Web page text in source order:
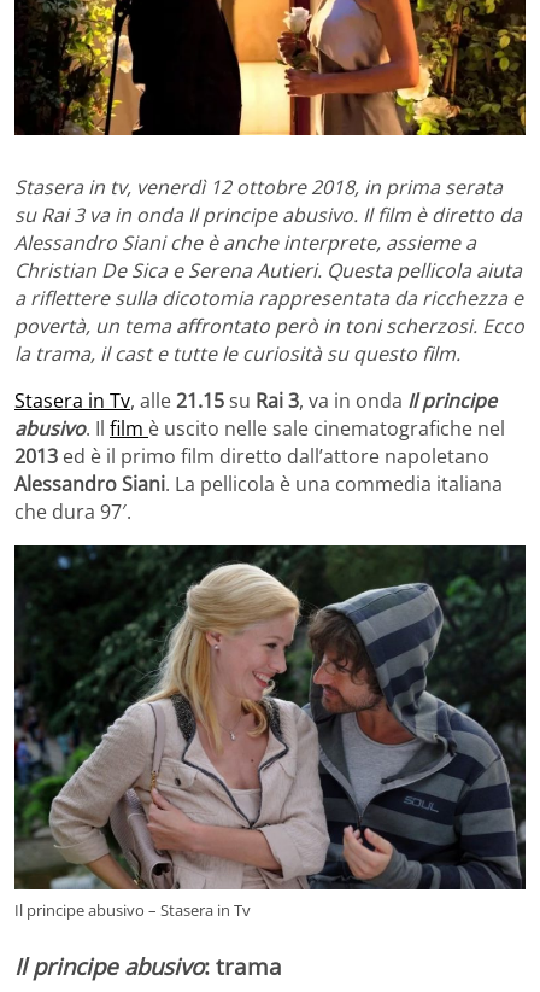
Stasera in tv, venerdì 12 ottobre 2018, in prima serata
su Rai 3 va in onda Il principe abusivo. Il film è diretto da
Alessandro Siani che è anche interprete, assieme a
Christian De Sica e Serena Autieri. Questa pellicola aiuta
a riflettere sulla dicotomia rappresentata da ricchezza e
povertà, un tema affrontato però in toni scherzosi. Ecco
la trama, il cast e tutte le curiosità su questo film.
Stasera in Tv, alle21.15su Rai 3, va in onda Il principe
abusivo. Il film è uscito nelle sale cinematografiche nel
2013 ed è il primo film diretto dall’attore napoletano
Alessandro Siani. La pellicola è una commedia italiana
che dura 97′.
Il principe abusivo – Stasera in Tv
Il principe abusivo: trama